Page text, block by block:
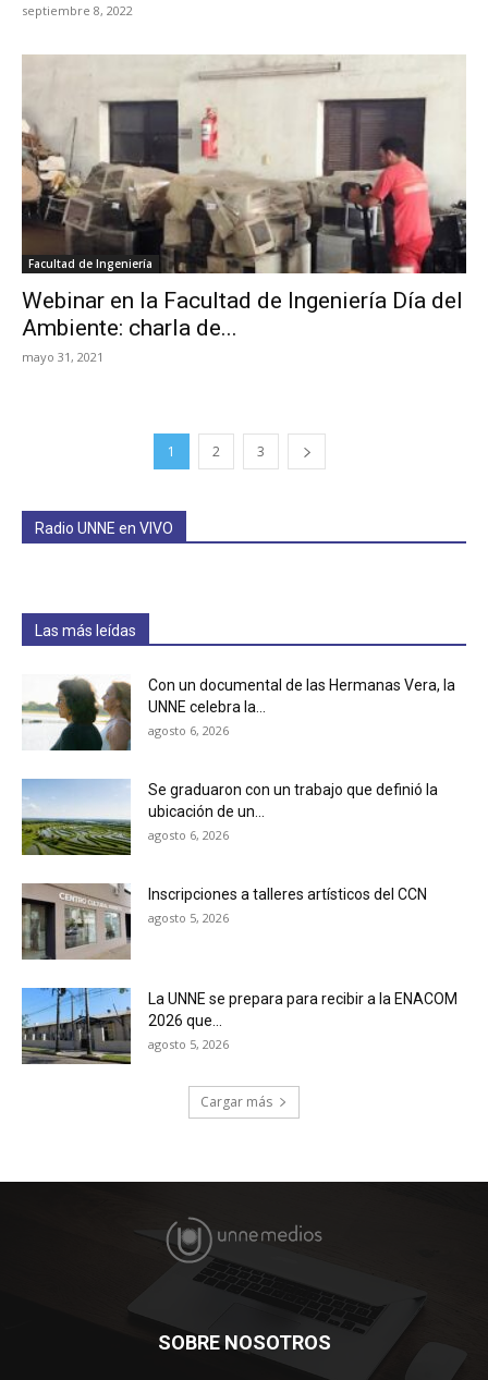
septiembre 8, 2022
Facultad de Ingeniería
Webinar en la Facultad de Ingeniería Día del
Ambiente: charla de...
mayo 31, 2021
1 2 3
Radio UNNE en VIVO
Las más leídas
Con un documental de las Hermanas Vera, la
UNNE celebra la...
agosto 6, 2026
Se graduaron con un trabajo que definió la
ubicación de un...
agosto 6, 2026
Inscripciones a talleres artísticos del CCN
agosto 5, 2026
La UNNE se prepara para recibir a la ENACOM
2026 que...
agosto 5, 2026
Cargar más
SOBRE NOSOTROS